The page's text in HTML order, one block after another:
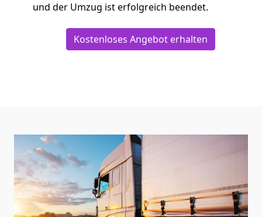
und der Umzug ist erfolgreich beendet.
Kostenloses Angebot erhalten